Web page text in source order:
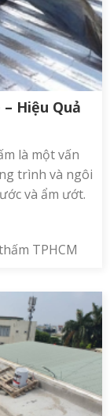
Hiệu Quả
là một vấn
trình và ngôi
và ẩm ướt.
TPHCM